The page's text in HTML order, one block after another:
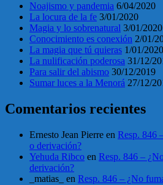
Noajismo y pandemia 6/04/2020
La locura de la fe 3/01/2020
Magia y lo sobrenatural 3/01/2020
Conocimiento es conexión 2/01/
La magia que tú quieras 1/01/2020
La nulificación poderosa 31/12/
Para salir del abismo 30/12/2019
Sumar luces a la Menorá 27/12/
Comentarios recientes
Ernesto Jean Pierre en Resp. 846
o derivación?
Yehuda Ribco en Resp. 846 –
derivación?
_matias_
en Resp. 846 – ¿No